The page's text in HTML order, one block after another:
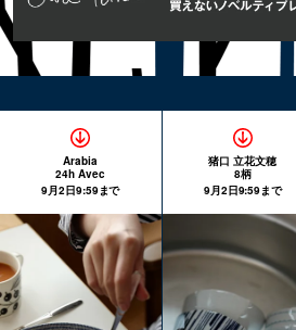
Arabia
24h Avec
9月2日9:59まで
猪口 立花文穂
8柄
9月2日9:59まで